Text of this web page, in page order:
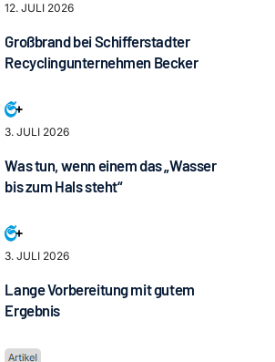
12. JULI 2026
Großbrand bei Schifferstadter
Recyclingunternehmen Becker
3. JULI 2026
Was tun, wenn einem das „Wasser
bis zum Hals steht“
3. JULI 2026
Lange Vorbereitung mit gutem
Ergebnis